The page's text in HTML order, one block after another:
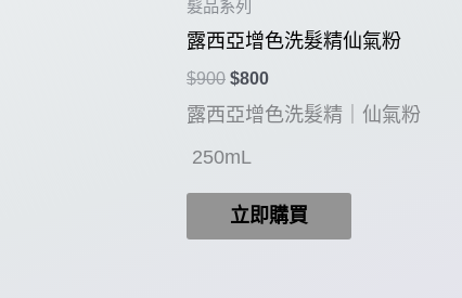
髮品系列
露西亞增色洗髮精仙氣粉
$900 原
價
$900。
$800目
前
價
露西亞增色洗髮精｜仙氣粉
250mL
立即購買